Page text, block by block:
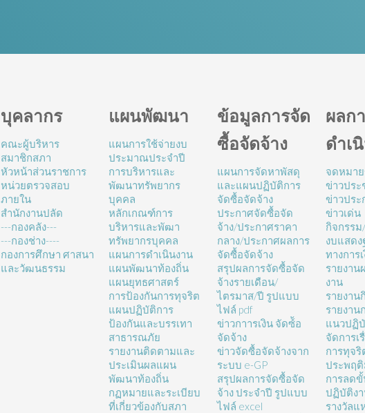
บุคลากร
คณะผู้บริหาร
สมาชิกสภา
หัวหน้าส่วนราชการ
หน่วยตรวจสอบ
ภายใน
สำนักงานปลัด
---กองคลัง---
---กองช่าง----
กองการศึกษา ศาสนา
และวัฒนธรรม
แผนพัฒนา
แผนการใช้จ่ายงบ
ประมาณประจำปี
การบริหารและ
พัฒนาทรัพยากร
บุคคล
หลักเกณฑ์การ
บริหารและพัฒา
ทรัพยากรบุคคล
แผนการดำเนินงาน
แผนพัฒนาท้องถิ่น
แผนยุทธศาสตร์
การป้องกันการทุจริต
แผนปฏิบัติการ
ป้องกันและบรรเทา
สาธารณภัย
รายงานติดตามและ
ประเมินผลแผน
พัฒนาท้องถิ่น
กฏหมายและระเบียบ
ที่เกี่ยวข้องกับสภา
ข้อมูลการจัด
ซื้อจัดจ้าง
แผนการจัดหาพัสดุ
และแผนปฏิบัติการ
จัดซื้อจัดจ้าง
ประกาศจัดซื้อจัด
จ้าง/ประกาศราคา
กลาง/ประกาศผลการ
จัดซื้อจัดจ้าง
สรุปผลการจัดซื้อจัด
จ้างรายเดือน/
ไตรมาส/ปี รูปแบบ
ไฟล์ pdf
ข่าวกาารเงิน จัดซ์้อ
จัดจ้าง
ข่าวจัดซื้อจัดจ้างจาก
ระบบ e-GP
สรุปผลการจัดซื้อจัด
จ้าง ประจำปี รูปแบบ
ไฟล์ excel
ผลก
ดำเ
จดหมา
ข่าวปร
ข่าวประ
ข่าวเด่น
กิจกรรม
งบแสดง
ทางการ
รายงาน
งาน
รายงาน
รายงาน
แนวปฏิ
จัดการเ
การทุจ
ประพฤ
การลด
ปฏิบัติง
รางวัลแ